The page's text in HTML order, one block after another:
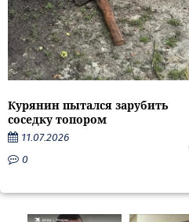
Курянин пытался зарубить
соседку топором
11.07.2026
0